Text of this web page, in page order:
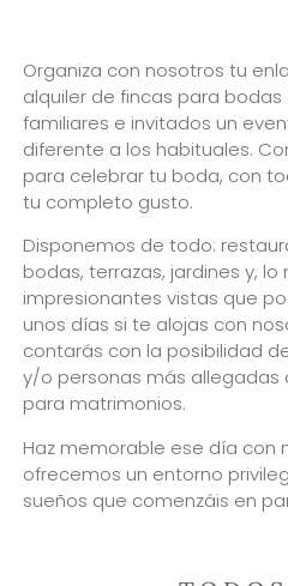
Organiza con nosotros tu
alquiler de fincas para
familiares e invitados un
diferente a los habituales.
para celebrar tu boda, con
tu completo gusto.
Disponemos de todo:
bodas, terrazas, jardines y,
impresionantes vistas que
unos días si te alojas con
contarás con la posibilidad
y/o personas más allegadas
para matrimonios.
Haz memorable ese día con
ofrecemos un entorno
sueños que comenzáis en